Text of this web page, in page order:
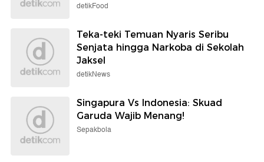
detikFood
Teka-teki Temuan Nyaris Seribu
Senjata hingga Narkoba di Sekolah
Jaksel
detikNews
Singapura Vs Indonesia: Skuad
Garuda Wajib Menang!
Sepakbola